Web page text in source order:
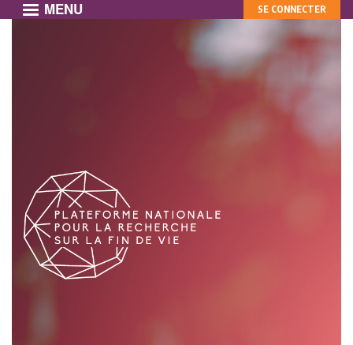
principal
MENU
MON
COMPTE
SE CONNECTER